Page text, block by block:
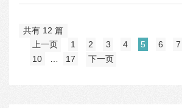
共有 12 篇
上一页
1 2 3 4 5 6 7
10
17 下一页